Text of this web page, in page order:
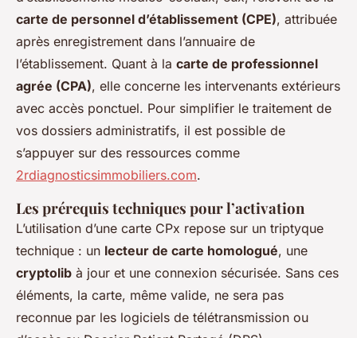
carte de personnel d’établissement (CPE), attribuée
après enregistrement dans l’annuaire de
l’établissement. Quant à la carte de professionnel
agrée (CPA), elle concerne les intervenants extérieurs
avec accès ponctuel. Pour simplifier le traitement de
vos dossiers administratifs, il est possible de
s’appuyer sur des ressources comme
2rdiagnosticsimmobiliers.com.
Les prérequis techniques pour l’activation
L’utilisation d’une carte CPx repose sur un triptyque
technique : un lecteur de carte homologué, une
cryptolib à jour et une connexion sécurisée. Sans ces
éléments, la carte, même valide, ne sera pas
reconnue par les logiciels de télétransmission ou